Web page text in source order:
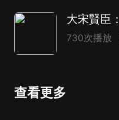
730次播放
查看更多